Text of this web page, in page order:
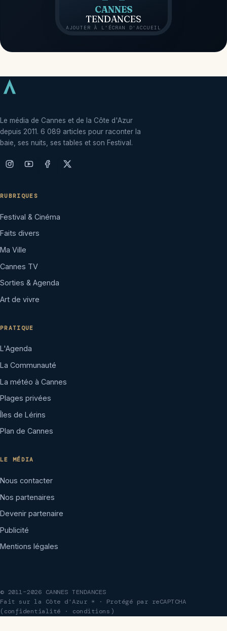
CANNES
TENDANCES
AJOUTER À L'ÉCRAN D'ACCUEIL
Le média de Cannes et de la Côte d'Azur
depuis 2011. 6 089 articles pour raconter la
baie, ses nuits, ses tables et son Festival.
RUBRIQUES
Festival & Cinéma
Faits divers
Ma Ville
Cannes TV
Sorties & Agenda
Art de vivre
PRATIQUE
L'Agenda
La Communauté
La météo à Cannes
Plages privées
Îles de Lérins
Plan de Cannes
LE MÉDIA
Nous contacter
Nos partenaires
Devenir partenaire
Publicité
Mentions légales
© 2011–2026 CANNES TENDANCES
Fait sur la Côte d'Azur ☀ · Protégé par reCAPTCHA
( confidentialité · conditions )